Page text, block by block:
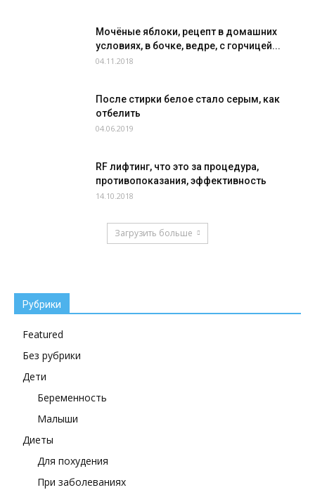
Мочёные яблоки, рецепт в домашних
условиях, в бочке, ведре, с горчицей...
04.11.2018
После стирки белое стало серым, как
отбелить
04.06.2019
RF лифтинг, что это за процедура,
противопоказания, эффективность
14.10.2018
Загрузить больше
Рубрики
Featured
Без рубрики
Дети
Беременность
Малыши
Диеты
Для похудения
При заболеваниях